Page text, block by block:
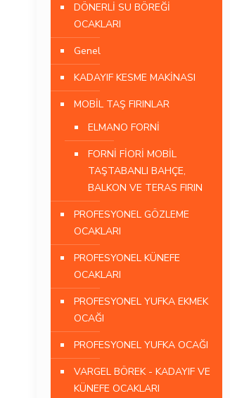
DÖNERLİ SU BÖREĞİ
OCAKLARI
Genel
KADAYIF KESME MAKİNASI
MOBİL TAŞ FIRINLAR
ELMANO FORNİ
FORNİ FİORİ MOBİL
TAŞTABANLI BAHÇE,
BALKON VE TERAS FIRIN
PROFESYONEL GÖZLEME
OCAKLARI
PROFESYONEL KÜNEFE
OCAKLARI
PROFESYONEL YUFKA EKMEK
OCAĞI
PROFESYONEL YUFKA OCAĞI
VARGEL BÖREK - KADAYIF VE
KÜNEFE OCAKLARI